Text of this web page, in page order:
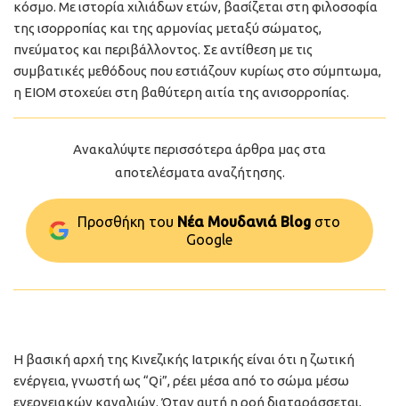
κόσμο. Με ιστορία χιλιάδων ετών, βασίζεται στη φιλοσοφία
της ισορροπίας και της αρμονίας μεταξύ σώματος,
πνεύματος και περιβάλλοντος. Σε αντίθεση με τις
συμβατικές μεθόδους που εστιάζουν κυρίως στο σύμπτωμα,
η ΕΙΟΜ στοχεύει στη βαθύτερη αιτία της ανισορροπίας.
Ανακαλύψτε περισσότερα άρθρα μας στα
αποτελέσματα αναζήτησης.
Προσθήκη του Νέα Μουδανιά Blog στo
Google
Η βασική αρχή της Κινεζικής Ιατρικής είναι ότι η ζωτική
ενέργεια, γνωστή ως “Qi”, ρέει μέσα από το σώμα μέσω
ενεργειακών καναλιών. Όταν αυτή η ροή διαταράσσεται,